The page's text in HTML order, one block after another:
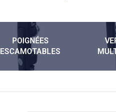
POIGNÉES
ESCAMOTABLES